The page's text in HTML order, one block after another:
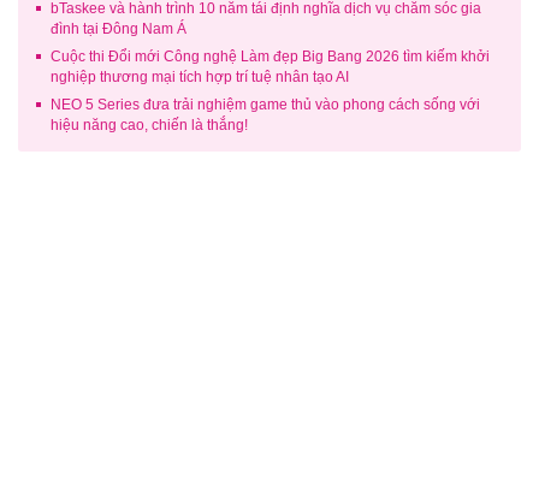
bTaskee và hành trình 10 năm tái định nghĩa dịch vụ chăm sóc gia
đình tại Đông Nam Á
Cuộc thi Đổi mới Công nghệ Làm đẹp Big Bang 2026 tìm kiếm khởi
nghiệp thương mại tích hợp trí tuệ nhân tạo AI
NEO 5 Series đưa trải nghiệm game thủ vào phong cách sống với
hiệu năng cao, chiến là thắng!